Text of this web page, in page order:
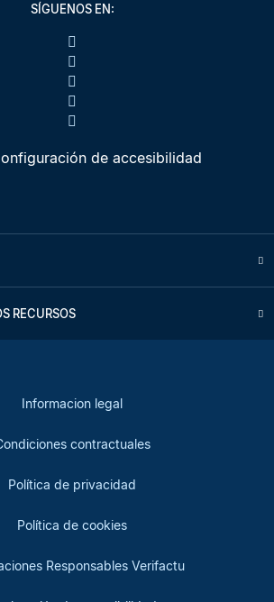
SÍGUENOS EN:
de accesibilidad
RECURSOS
Informacion legal
contractuales
Política de privacidad
Política de cookies
Responsables Verifactu